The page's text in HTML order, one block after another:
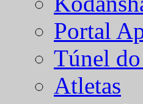
Portal
Túnel
Atletas